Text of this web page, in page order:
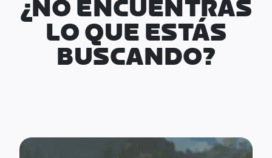
¿NO ENCUENTRAS
LO QUE ESTÁS
BUSCANDO?